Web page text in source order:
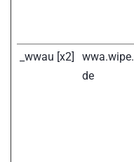
_wwau [x2]
wwa.wipe.
de